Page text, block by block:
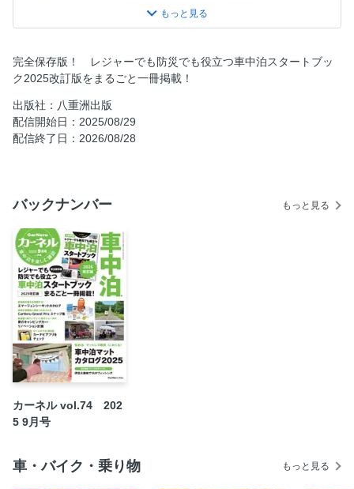
地方創生EXPO／キャンピングカーシンポジウム
AWAJI ISLANDStyle Part2 CarNeru Grand Prix発表 in淡路
島
CarNeru Grand Prix SNAP Collection Part4
2025年ニューモデル夏の陣 東京キャンピングカーショー
キャンピングカーパーツセンターおすすめアイテム
ップ
車中泊で使えるアイテムを徹底調査／CARNERU LAB. 第6回
カーナビアプリ
新連載 軽バンライフ・鈴木ショータの夢のキャンピングカ
ーリノベーション／第1回 リノベを行うコラボ企業を発
表！
新連載 まるななのくるっトリップ／1宿目 北海道・中標
津で音楽フェスに初参戦!!
／16泊目 大瀬崎でSUPフィッシング
2025年秋～冬のEVENT CALENDER
完全保存版！ レジャーでも防災でも役立つ車中泊スタートブッ
ク2025改訂版をまるごと一冊掲載！
出版社：八重洲出版
配信開始日：2025/08/29
配信終了日：2026/08/28
バックナンバー もっと見る
カーネル vol.74 202
5 9月号
車・バイク・乗り物 もっと見る